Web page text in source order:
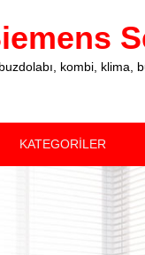
kombi, klima,
KATEGORİLER